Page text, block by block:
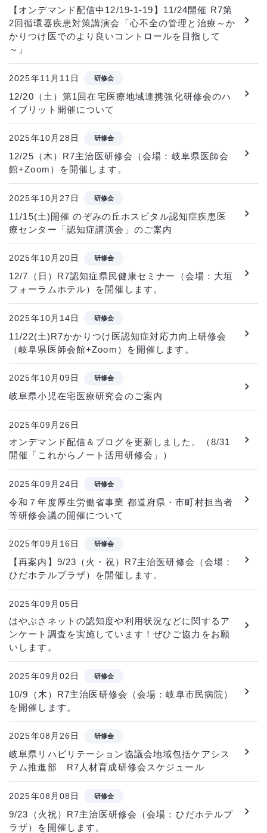
【オンデマンド配信中12/19-1-19】11/24開催 R7第
2回循環器疾患対策講演会「心不全の管理と治療～か
かりつけ医でのより良いコントロールを目指して
～」
2025年11月11日 研修会
12/20（土）第1回在宅医療地域連携強化研修会のハ
イブリット開催について
2025年10月28日 研修会
12/25（木）R7主治医研修会（会場：岐阜県医師会
館+Zoom）を開催します。
2025年10月27日 研修会
11/15(土)開催 のぞみの丘ホスピタル認知症疾患医
療センター「認知症講演会」のご案内
2025年10月20日 研修会
12/7（日）R7認知症県民健康セミナー（会場：大垣
フォーラムホテル）を開催します。
2025年10月14日 研修会
11/22(土)R7かかりつけ医認知症対応力向上研修会
（岐阜県医師会館+Zoom）を開催します。
2025年10月09日 研修会
岐阜県小児在宅医療研究会のご案内
2025年09月26日
オンデマンド配信＆ブログを更新しました。（8/31
開催「これからノート活用研修会」）
2025年09月24日 研修会
令和７年度厚生労働省事業 都道府県・市町村担当者
等研修会議の開催について
2025年09月16日 研修会
【再案内】9/23（火・祝）R7主治医研修会（会場：
ひだホテルプラザ）を開催します。
2025年09月05日
はやぶさネットの認知度や利用状況などに関するア
ンケート調査を実施しています！ぜひご協力をお願
いします。
2025年09月02日 研修会
10/9（木）R7主治医研修会（会場：岐阜市民病院）
を開催します。
2025年08月26日 研修会
岐阜県リハビリテーション協議会地域包括ケアシス
テム推進部 R7人材育成研修会スケジュール
2025年08月08日 研修会
9/23（火祝）R7主治医研修会（会場：ひだホテルプ
ラザ）を開催します。